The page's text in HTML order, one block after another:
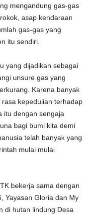
mengandung gas-gas
asap kendaraan
gas-gas yang
itu sendiri.
yang dijadikan sebagai
unsure gas yang
Karena banyak
kepedulian terhadap
itu dengan sengaja
bagi bumi kita demi
telah banyak yang
mulai mulai
bekerja sama dengan
Yayasan Gloria dan My
di hutan lindung Desa